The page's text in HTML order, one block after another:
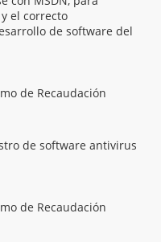
el correcto
de software del
de Recaudación
de software antivirus
de Recaudación